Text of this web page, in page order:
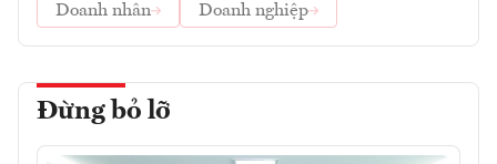
Doanh nhân
Doanh nghiệp
Đừng bỏ lỡ